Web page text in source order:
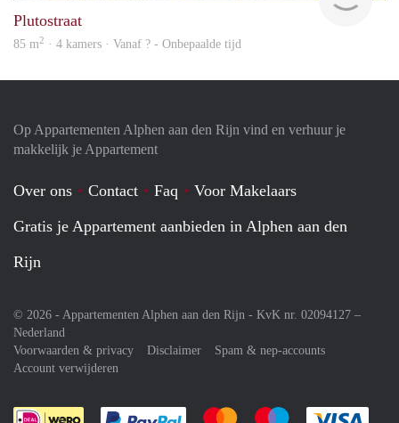
Plutostraat
85 m2 · 4 kamers · Vanaf ? - Onbepaalde tijd
Op Appartementen Alphen aan den Rijn vind en verhuur je
makkelijk je Appartement
Over ons Contact Faq
Voor Makelaars
Gratis je Appartement aanbieden in Alphen aan den
Rijn
© 2026 - Appartementen Alphen aan den Rijn - KvK nr. 02094127 –
Nederland
Voorwaarden & privacy
Disclaimer
Spam & nep-accounts
Account verwijderen